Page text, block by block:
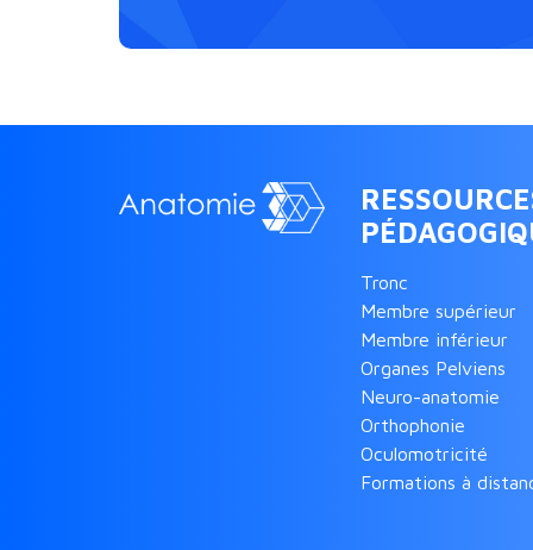
Tronc
Membre supérieur
Membre inférieur
Organes Pelviens
Neuro-anatomie
Orthophonie
Oculomotricité
Formations à